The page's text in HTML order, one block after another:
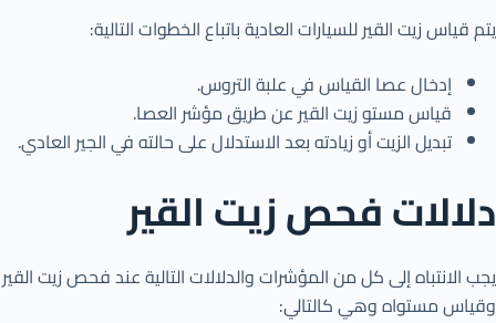
يتم قياس زيت القير للسيارات العادية باتباع الخطوات التالية:
إدخال عصا القياس في علبة التروس.
قياس مستو زيت القير عن طريق مؤشر العصا.
تبديل الزيت أو زيادته بعد الاستدلال على حالته في الجير العادي.
دلالات فحص زيت القير
يجب الانتباه إلى كل من المؤشرات والدلالات التالية عند فحص زيت القير
وقياس مستواه وهي كالتالي: